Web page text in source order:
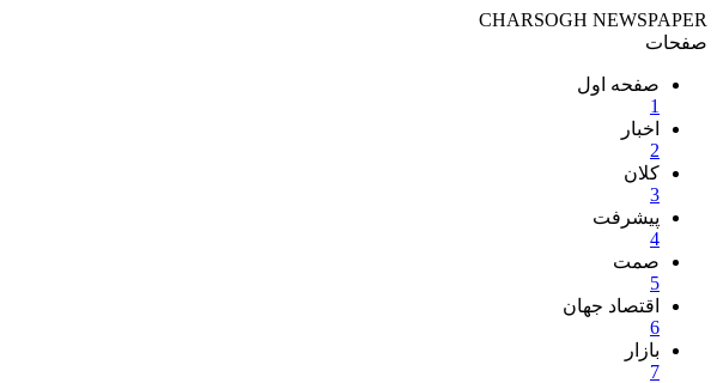
CHARSOGH NEWSPAPER
صفحات
صفحه اول
1
اخبار
2
کلان
3
پیشرفت
4
صمت
5
اقتصاد جهان
6
بازار
7